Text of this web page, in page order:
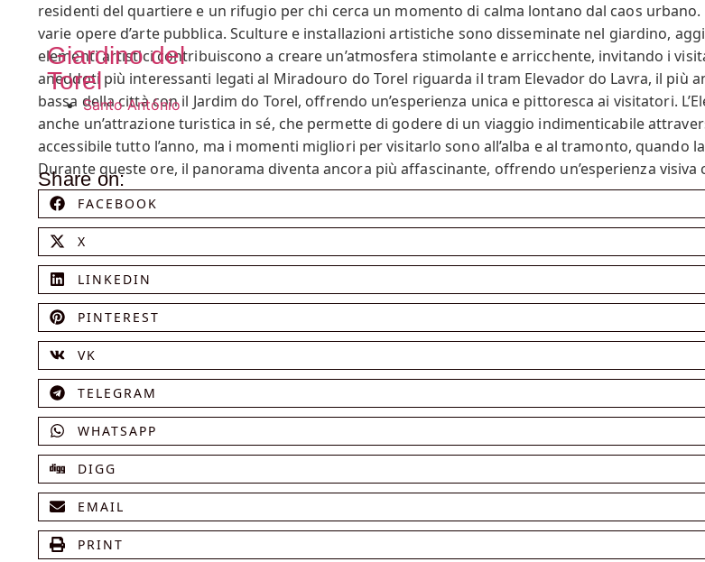
residenti del quartiere e un rifugio per chi cerca un momento di calma lontano dal caos
varie opere d’arte pubblica. Sculture e installazioni artistiche sono disseminate nel giardino,
elementi artistici contribuiscono a creare un’atmosfera stimolante e arricchente, invitando i
aneddoti più interessanti legati al Miradouro do Torel riguarda il tram Elevador do Lavra, il più
bassa della città con il Jardim do Torel, offrendo un’esperienza unica e pittoresca ai visitatori.
anche un’attrazione turistica in sé, che permette di godere di un viaggio indimenticabile
accessibile tutto l’anno, ma i momenti migliori per visitarlo sono all’alba e al tramonto, quando
Durante queste ore, il panorama diventa ancora più affascinante, offrendo un’esperienza
Giardino del
Torel
Santo António
Share on:
FACEBOOK
X
LINKEDIN
PINTEREST
VK
TELEGRAM
WHATSAPP
DIGG
EMAIL
PRINT